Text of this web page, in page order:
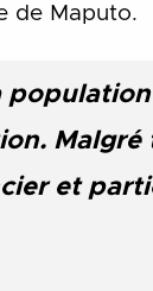
de Maputo.
et